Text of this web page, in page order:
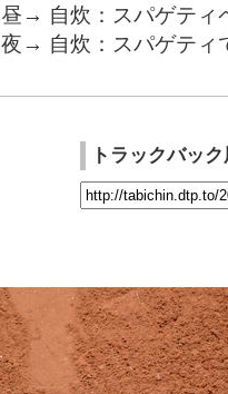
昼→ 自炊：スパゲティ
夜→ 自炊：スパゲティ
トラックバッ